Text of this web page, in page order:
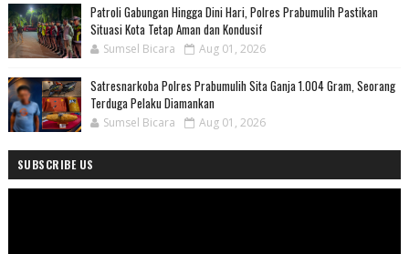
Patroli Gabungan Hingga Dini Hari, Polres Prabumulih Pastikan
Situasi Kota Tetap Aman dan Kondusif
Sumsel Bicara Aug 01, 2026
Satresnarkoba Polres Prabumulih Sita Ganja 1.004 Gram, Seorang
Terduga Pelaku Diamankan
Sumsel Bicara Aug 01, 2026
SUBSCRIBE US